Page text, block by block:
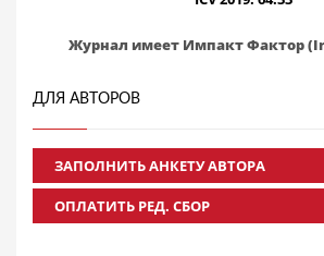
Журнал имеет Импакт Фактор
ДЛЯ АВТОРОВ
ЗАПОЛНИТЬ АНКЕТУ АВТОРА
ОПЛАТИТЬ РЕД. СБОР